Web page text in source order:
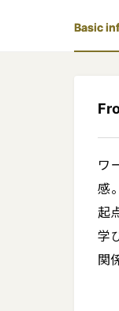
Basic
ワ
感
起
学
関